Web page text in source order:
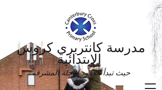
مدرسة كانتربري كروس
حيث تبدأ العقود الآجلة المشرقة